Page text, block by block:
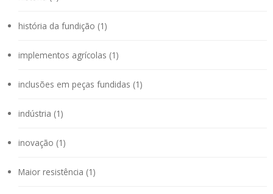
história da fundição (1)
implementos agrícolas (1)
inclusões em peças fundidas (1)
indústria (1)
inovação (1)
Maior resistência (1)